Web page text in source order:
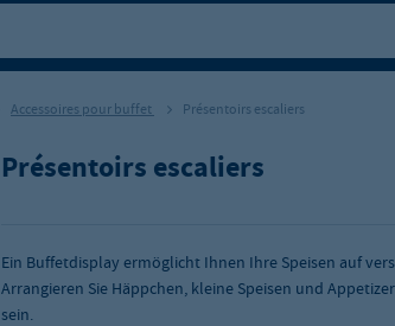
Accessoires pour buffet Présentoirs escaliers
Présentoirs escaliers
Ein Buffetdisplay ermöglicht Ihnen Ihre Speisen auf
Arrangieren Sie Häppchen, kleine Speisen und
sein.